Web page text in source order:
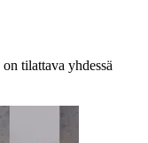
tilattava yhdessä